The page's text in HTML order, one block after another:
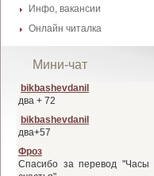
Список А-Я
Галеея фонов
Галеея скринтонов
Инфо, вакансии
Наши друзья
Наши баннеры
Вакансии
Онлайн читалка
Завершённые проекты
Синглы
Мини-чат